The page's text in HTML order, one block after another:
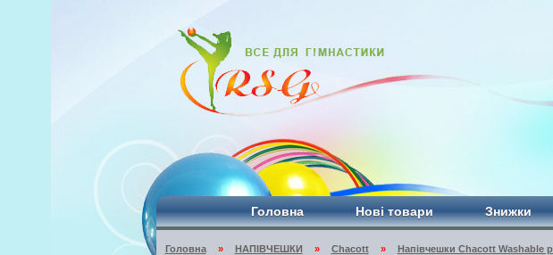
Головна Нові товари Знижки
Головна » НАПІВЧЕШКИ » Chacott » Напівчешки Chacott Washable